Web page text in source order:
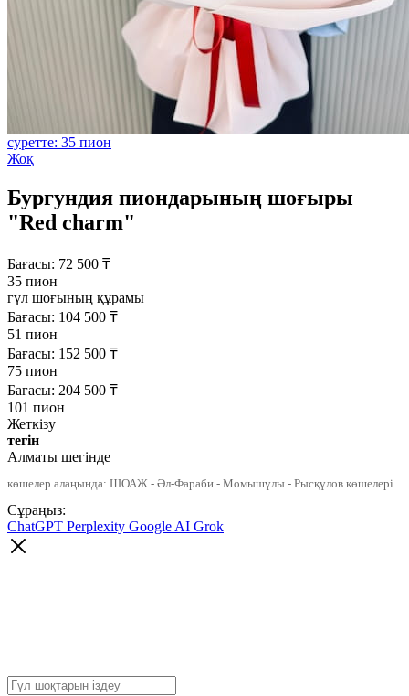
суретте: 35 пион
Жоқ
Бургундия пиондарының шоғыры
"Red charm"
Бағасы: 72 500 ₸
35 пион
гүл шоғының құрамы
Бағасы: 104 500 ₸
51 пион
Бағасы: 152 500 ₸
75 пион
Бағасы: 204 500 ₸
101 пион
Жеткізу
тегін
Алматы шегінде
көшелер алаңында: ШОАЖ - Әл-Фараби - Момышұлы - Рысқұлов көшелері
Сұраңыз:
ChatGPT Perplexity Google AI Grok